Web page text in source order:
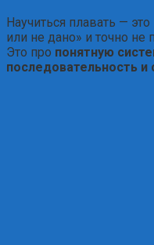
Научиться плавать —
или не дано» и точно не
Это про понятную
последовательность и